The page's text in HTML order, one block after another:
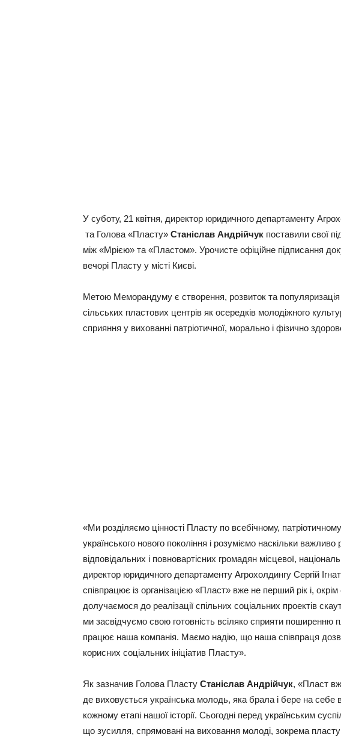
У суботу, 21 квітня, директор юридичного департаменту
та Голова «Пласту» Станіслав Андрійчук поставили свої
між «Мрією» та «Пластом». Урочисте офіційне підписання
вечорі Пласту у місті Києві.
Метою Меморандуму є створення, розвиток та популяризація
сільських пластових центрів як осередків молодіжного
сприяння у вихованні патріотичної, морально і фізично
«Ми розділяємо цінності Пласту по всебічному,
українського нового покоління і розуміємо наскільки
відповідальних і повновартісних громадян місцевої,
директор юридичного департаменту Агрохолдингу Сергій
співпрацює із організацією «Пласт» вже не перший рік і,
долучаємося до реалізації спільних соціальних проектів
ми засвідчуємо свою готовність всіляко сприяти поширенню
працює наша компанія. Маємо надію, що наша співпраця
корисних соціальних ініціатив Пласту».
Як зазначив Голова Пласту Станіслав Андрійчук, «Пласт
де виховується українська молодь, яка брала і бере на себе
кожному етапі нашої історії. Сьогодні перед українським
що зусилля, спрямовані на виховання молоді, зокрема